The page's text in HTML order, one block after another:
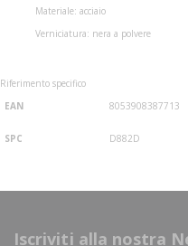
Materiale: acciaio
Verniciatura: nera a polvere
Riferimento specifico
EAN
8053908387713
SPC D882D
Iscriviti alla nostra